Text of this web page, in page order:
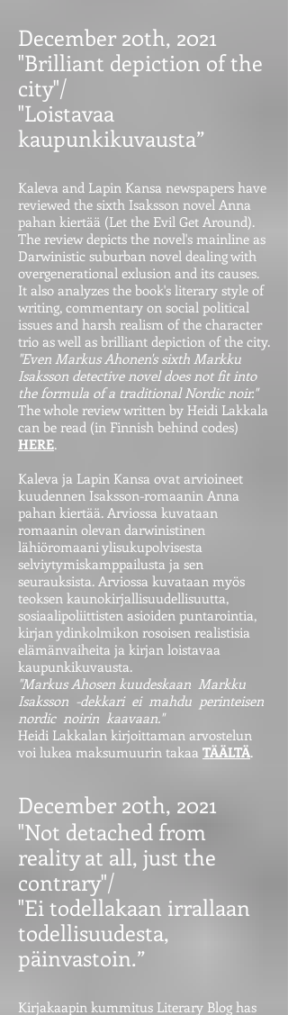
December 20th, 2021
"Brilliant depiction of the
city"/
"Loistavaa
kaupunkikuvausta”
Kaleva and Lapin Kansa newspapers have
reviewed the sixth Isaksson novel Anna
pahan kiertää (Let the Evil Get Around).
The review depicts the novel's mainline as
Darwinistic suburban novel dealing with
overgenerational exlusion and its causes.
It also analyzes the book's literary style of
writing, commentary on social political
issues and harsh realism of the character
trio as well as brilliant depiction of the city.
"Even Markus Ahonen's sixth Markku
Isaksson detective novel does not fit into
the formula of a traditional Nordic noir."
The whole review written by Heidi Lakkala
can be read (in Finnish behind codes)
HERE.
Kaleva ja Lapin Kansa ovat arvioineet
kuudennen Isaksson-romaanin Anna
pahan kiertää. Arviossa kuvataan
romaanin olevan darwinistinen
lähiöromaani ylisukupolvisesta
selviytymiskamppailusta ja sen
seurauksista. Arviossa kuvataan myös
teoksen kaunokirjallisuudellisuutta,
sosiaalipoliittisten asioiden puntarointia,
kirjan ydinkolmikon rosoisen realistisia
elämänvaiheita ja kirjan loistavaa
kaupunkikuvausta.
"Markus Ahosen kuudeskaan Markku
Isaksson -dekkari ei mahdu perinteisen
nordic noirin kaavaan."
Heidi Lakkalan kirjoittaman arvostelun
voi lukea maksumuurin takaa TÄÄLTÄ.
December 20th, 2021
"Not detached from
reality at all, just the
contrary"/
"Ei todellakaan irrallaan
todellisuudesta,
päinvastoin.”
Kirjakaapin kummitus Literary Blog has